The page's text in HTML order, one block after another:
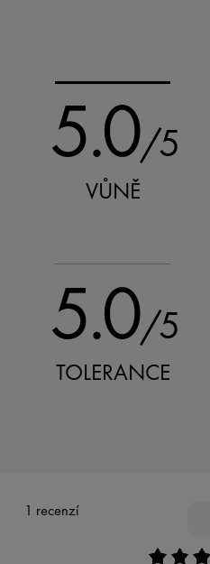
5.0/5
VŮNĚ
5.0/5
TOLERANCE
1 recenzí